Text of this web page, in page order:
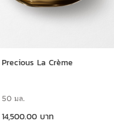
Precious La Crème
50 มล.
14,500.00 บาท